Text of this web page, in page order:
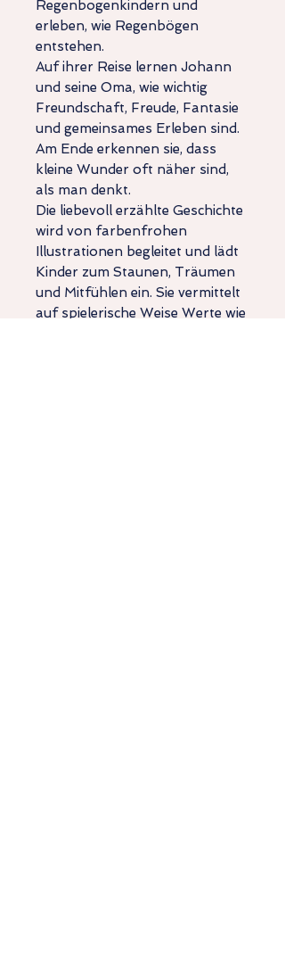
Regenbogenkindern und
erleben, wie Regenbögen
entstehen.
Auf ihrer Reise lernen Johann
und seine Oma, wie wichtig
Freundschaft, Freude, Fantasie
und gemeinsames Erleben sind.
Am Ende erkennen sie, dass
kleine Wunder oft näher sind,
als man denkt.
Die liebevoll erzählte Geschichte
wird von farbenfrohen
Illustrationen begleitet und lädt
Kinder zum Staunen, Träumen
und Mitfühlen ein. Sie vermittelt
auf spielerische Weise Werte wie